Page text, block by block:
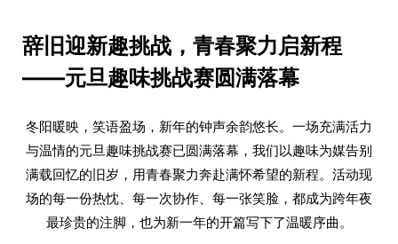
辞旧迎新趣挑战，青春聚力启新程
——元旦趣味挑战赛圆满落幕
冬阳暖映，笑语盈场，新年的钟声余韵悠长。一场充满活力
与温情的元旦趣味挑战赛已圆满落幕，我们以趣味为媒告别
满载回忆的旧岁，用青春聚力奔赴满怀希望的新程。活动现
场的每一份热忱、每一次协作、每一张笑脸，都成为跨年夜
最珍贵的注脚，也为新一年的开篇写下了温暖序曲。